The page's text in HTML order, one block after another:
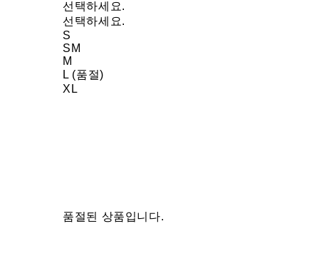
선택하세요.
선택하세요.
S
SM
M
L (품절)
XL
품절된 상품입니다.